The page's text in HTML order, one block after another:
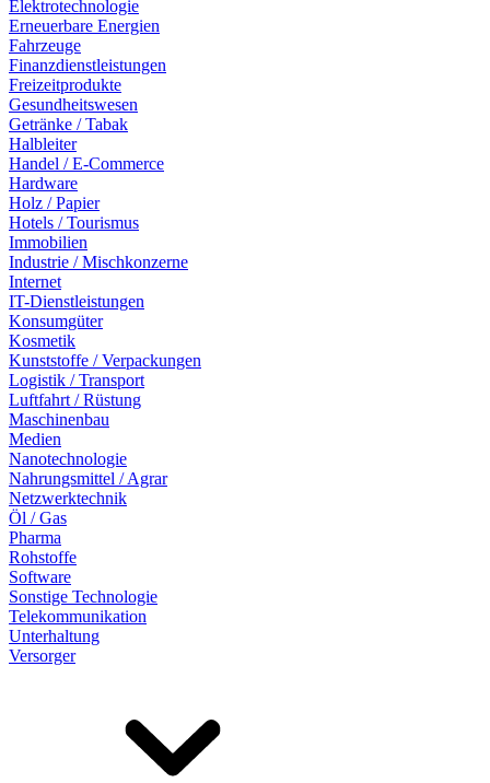
Elektrotechnologie
Erneuerbare Energien
Fahrzeuge
Finanzdienstleistungen
Freizeitprodukte
Gesundheitswesen
Getränke / Tabak
Halbleiter
Handel / E-Commerce
Hardware
Holz / Papier
Hotels / Tourismus
Immobilien
Industrie / Mischkonzerne
Internet
IT-Dienstleistungen
Konsumgüter
Kosmetik
Kunststoffe / Verpackungen
Logistik / Transport
Luftfahrt / Rüstung
Maschinenbau
Medien
Nanotechnologie
Nahrungsmittel / Agrar
Netzwerktechnik
Öl / Gas
Pharma
Rohstoffe
Software
Sonstige Technologie
Telekommunikation
Unterhaltung
Versorger